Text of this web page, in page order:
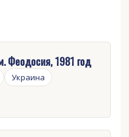
Феодосия, 1981 год
Украина